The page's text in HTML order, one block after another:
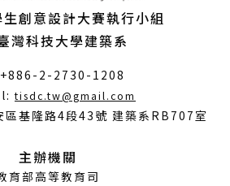
創意設計大賽執行小組
灣科技大學建築系
2-2730-1208
tisdc.tw@gmail.com
開
基隆路4段43號 建築系RB707室
主辦機關
育部高等教育司